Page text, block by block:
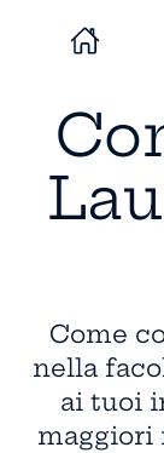
Come
nella
ai tuoi
maggiori